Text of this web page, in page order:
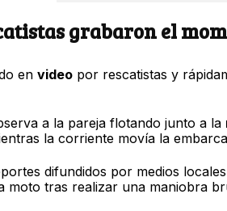
grabaron el
en videopor rescatistas y
a la pareja flotando junto a la
la corriente movía la
difundidos por medios
moto tras realizar una maniobra